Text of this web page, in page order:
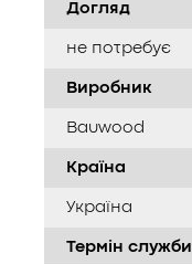
Догляд
не потребує
Виробник
Bauwood
Країна
Україна
Термін служби